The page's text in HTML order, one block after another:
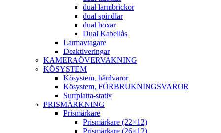
dual larmbrickor
dual spindlar
dual boxar
Dual Kabellås
Larmavtagare
Deaktiveringar
KAMERAÖVERVAKNING
KÖSYSTEM
Kösystem, hårdvaror
Kösystem, FÖRBRUKNINGSVAROR
Surfplatta-stativ
PRISMÄRKNING
Prismärkare
Prismärkare (22×12)
Prismärkare (26×12)